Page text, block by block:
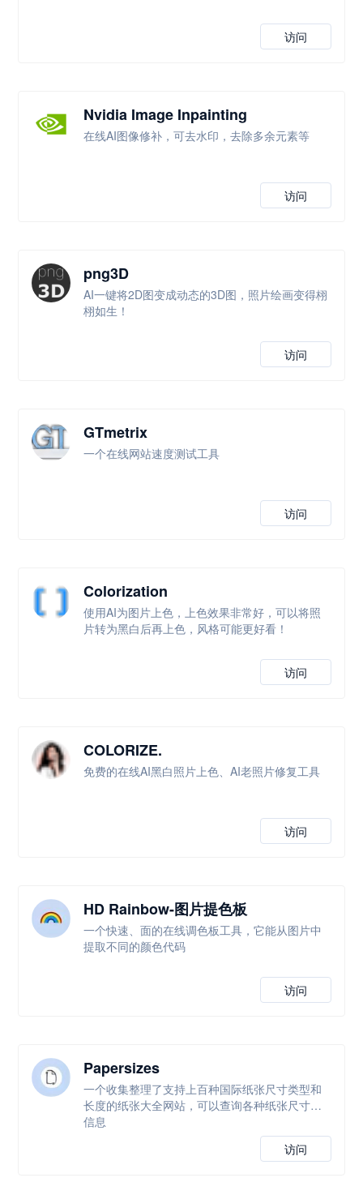
访问
Nvidia Image Inpainting
在线AI图像修补，可去水印，去除多余元素等
访问
png3D
AI一键将2D图变成动态的3D图，照片绘画变得栩
栩如生！
访问
GTmetrix
一个在线网站速度测试工具
访问
Colorization
使用AI为图片上色，上色效果非常好，可以将照
片转为黑白后再上色，风格可能更好看！
访问
COLORIZE.
免费的在线AI黑白照片上色、AI老照片修复工具
访问
HD Rainbow-图片提色板
一个快速、面的在线调色板工具，它能从图片中
提取不同的颜色代码
访问
Papersizes
一个收集整理了支持上百种国际纸张尺寸类型和
长度的纸张大全网站，可以查询各种纸张尺寸等
信息
访问